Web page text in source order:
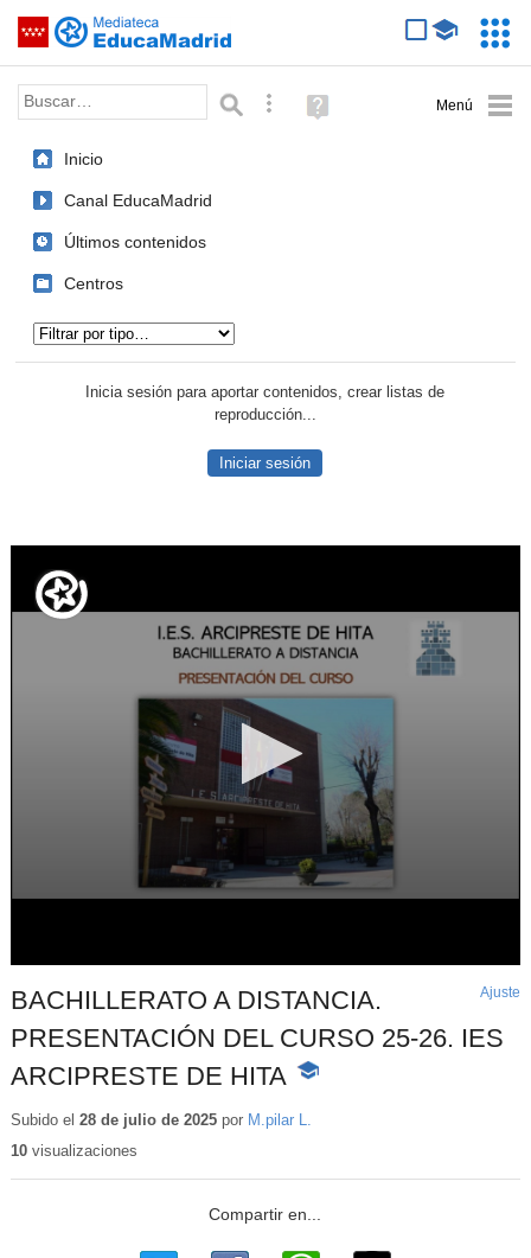
Saltar navegación
Palabra o frase: Búsqueda avanzada
Ayuda
(en
Inicio
Canal EducaMadrid
Últimos contenidos
Centros
Inicia sesión para aportar contenidos, crear listas de
reproducción...
Iniciar sesión
BACHILLERATO A DISTANCIA.
PRESENTACIÓN DEL CURSO 25-26. IES
ARCIPRESTE DE HITA
-
educativo
Ajuste
Subido el 28 de julio de 2025por M.pilar L.
10visualizaciones